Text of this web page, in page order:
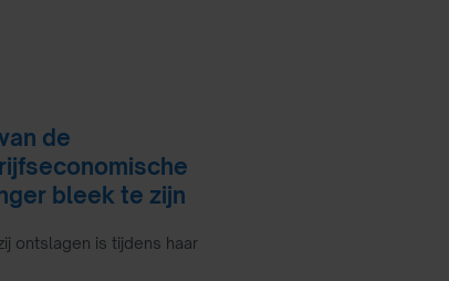
de
bleek te zijn
ontslagen is tijdens haar